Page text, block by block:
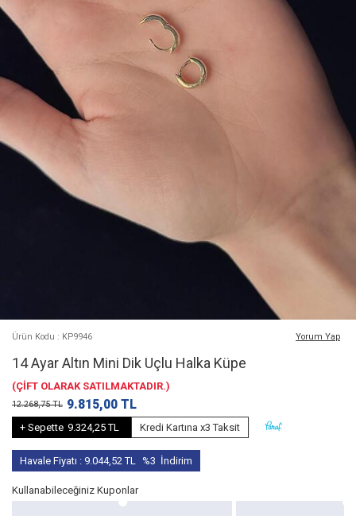
Ürün Kodu : KP9946 Yorum Yap
14 Ayar Altın Mini Dik Uçlu Halka Küpe
(ÇİFT OLARAK SATILMAKTADIR.)
12.268,75TL 9.815,00 TL
+ Sepette 9.324,25 TL Kredi Kartına x3 Taksit
Havale Fiyatı : 9.044,52TL %3 İndirim
Kullanabileceğiniz Kuponlar